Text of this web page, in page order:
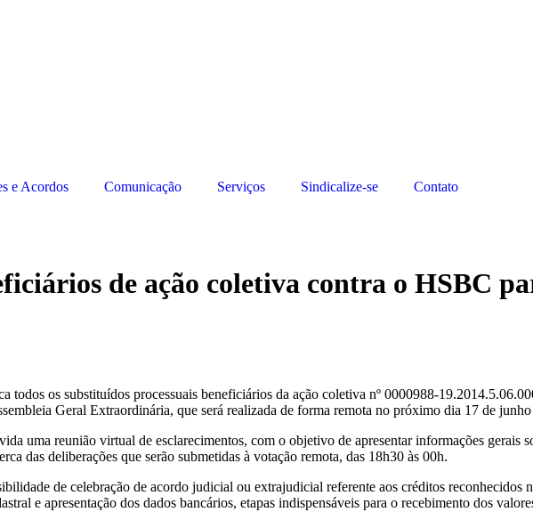
e Acordos Comunicação Serviços Sindicalize-se Contato
de ação coletiva contra o HSBC
todos os substituídos processuais beneficiários da ação coletiva nº 0000988-
Geral Extraordinária, que será realizada de forma remota no próximo dia 17 de
uma reunião virtual de esclarecimentos, com o objetivo de apresentar informações gerais
das deliberações que serão submetidas à votação remota, das 18h30 às 00h.
de celebração de acordo judicial ou extrajudicial referente aos créditos reconhecidos
e apresentação dos dados bancários, etapas indispensáveis para o recebimento dos